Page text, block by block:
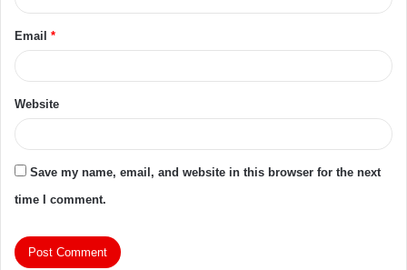
Email *
Website
Save my name, email, and website in this browser for the next
time I comment.